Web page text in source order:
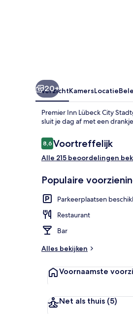
20+
OverzichtKamersLocatie
Premier Inn Lübeck City
sluit je dag af met een
Beoordelingen
8,68,6 op 10 –
Voortreffelijk
Alle 215 beoordelingen
Populaire
Parkeerplaatsen
Restaurant
Bar
Alles bekijken
Voornaamste
Net als thuis (5)